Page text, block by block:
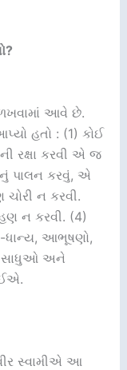
આવે છે.
હતો : (1) કોઈ
રક્ષા કરવી એ જ
પાલન કરવું, એ
ચોરી ન કરવી.
ન કરવી. (4)
ધાન્ય, આભૂષણો,
સાધુઓ અને
સ્વામીએ આ